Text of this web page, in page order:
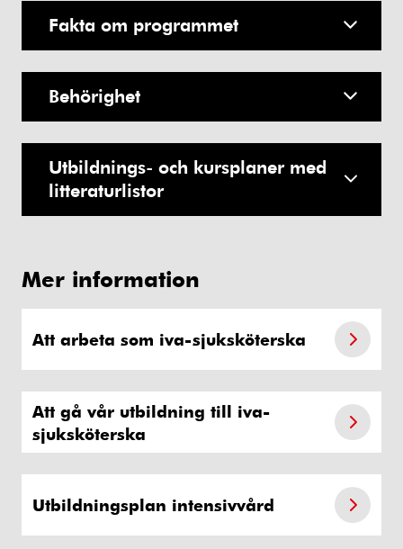
Fakta om programmet
Behörighet
Utbildnings- och kursplaner med
litteraturlistor
Mer information
Att arbeta som iva-sjuksköterska
Att gå vår utbildning till iva-
sjuksköterska
Utbildningsplan intensivvård